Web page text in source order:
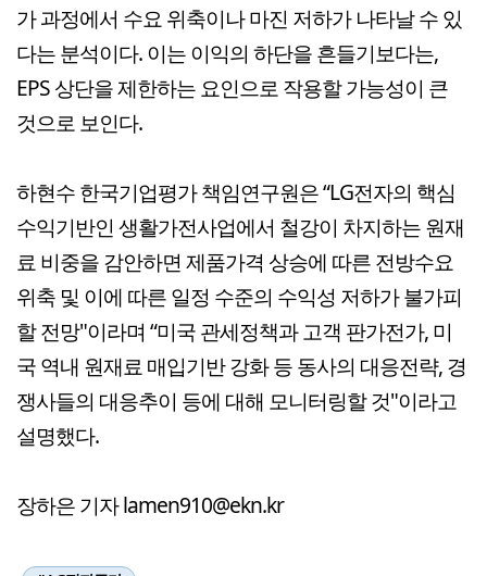
가 과정에서 수요 위축이나 마진 저하가 나타날 수 있
다는 분석이다. 이는 이익의 하단을 흔들기보다는,
EPS 상단을 제한하는 요인으로 작용할 가능성이 큰
것으로 보인다.
하현수 한국기업평가 책임연구원은 “LG전자의 핵심
수익기반인 생활가전사업에서 철강이 차지하는 원재
료 비중을 감안하면 제품가격 상승에 따른 전방수요
위축 및 이에 따른 일정 수준의 수익성 저하가 불가피
할 전망"이라며 “미국 관세정책과 고객 판가전가, 미
국 역내 원재료 매입기반 강화 등 동사의 대응전략, 경
쟁사들의 대응추이 등에 대해 모니터링할 것"이라고
설명했다.
장하은 기자 lamen910@ekn.kr